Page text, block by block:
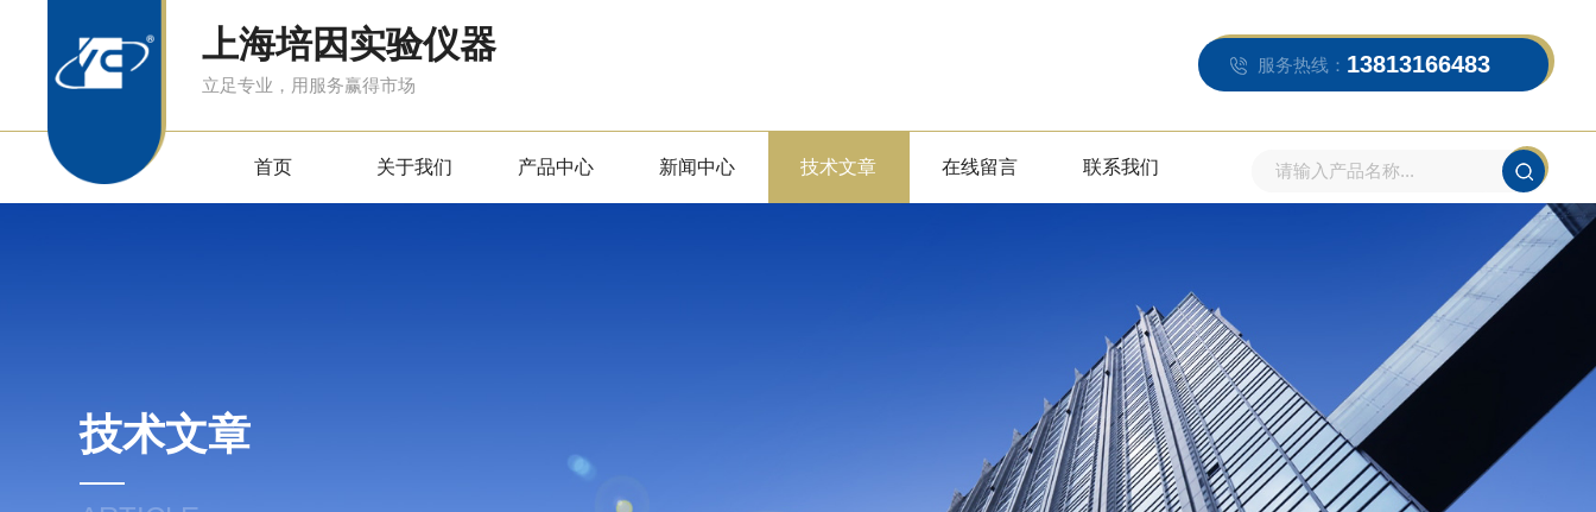
上海培因实验仪器
立足专业，用服务赢得市场
服务热线： 13813166483
首页 关于我们 产品中心 新闻中心 技术文章 在线留言 联系我们
技术文章